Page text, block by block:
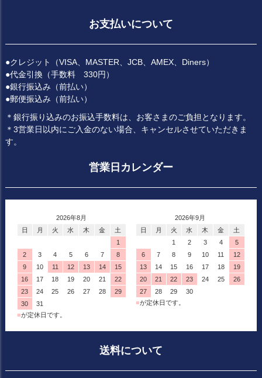
お支払いについて
●クレジット（VISA、MASTER、JCB、AMEX、Diners）
●代金引換（手数料 330円）
●銀行振込み（前払い）
●郵便振込み（前払い）
＊銀行振り込みのお振込手数料は、お客さまのご負担となります。
＊3営業日以内にご入金のない場合、キャンセルさせていただきま
す。
営業日カレンダー
2026年8月
日
月 火 水 木 金
土
1
2
3 4 5 6 7
8
9
10 11 12 13 14
15
16
17 18 19 20 21
22
23
24 25 26 27 28
29
30
31
■が定休日です。
2026年9月
日
月 火 水 木 金
土
1
2 3 4
5
6
7 8 9 10 11
12
13
14 15 16 17 18
19
20
21 22 23 24 25
26
27
28 29
30
■が定休日です。
送料について